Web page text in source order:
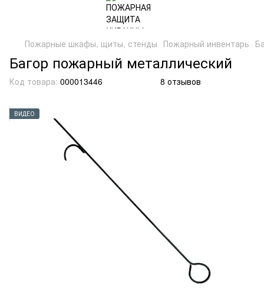
Пожарные шкафы, щиты, стенды Пожарный инвентарь
Багор пожарный металлический
Код товара: 000013446 8 отзывов
ВИДЕО